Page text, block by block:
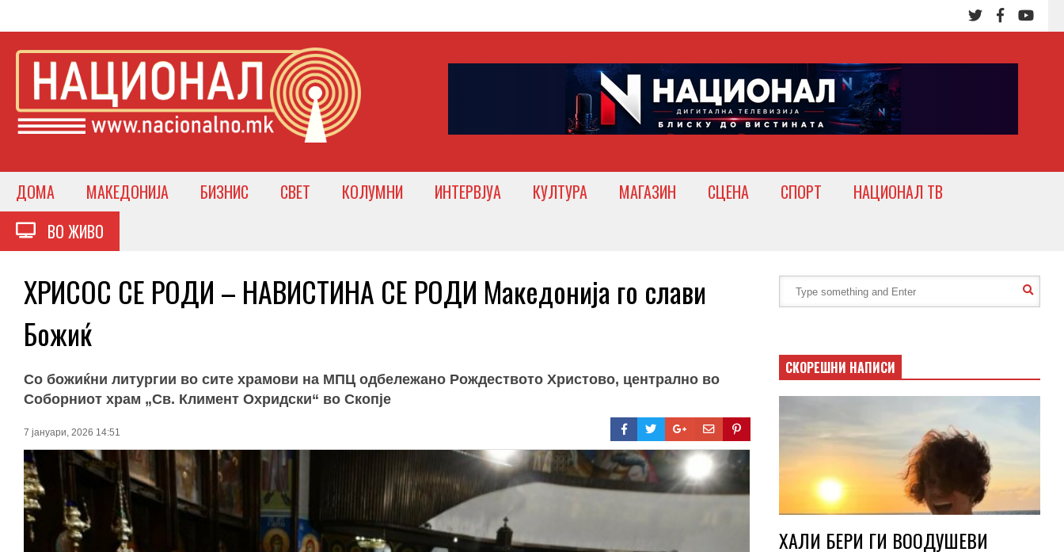
ДОМА МАКЕДОНИЈА БИЗНИС СВЕТ КОЛУМНИ ИНТЕРВЈУА КУЛТУРА МАГАЗИН СЦЕНА СПОРТ
НАЦИОНАЛ ТВ
ВО ЖИВО
ХРИСОС СЕ РОДИ – НАВИСТИНА СЕ РОДИ Македонија го слави
Божиќ
Со божиќни литургии во сите храмови на МПЦ одбележано Рождеството Христово, централно во
Соборниот храм „Св. Климент Охридски“ во Скопје
7 јануари, 2026 14:51
СКОРЕШНИ НАПИСИ
ХАЛИ БЕРИ ГИ ВООДУШЕВИ